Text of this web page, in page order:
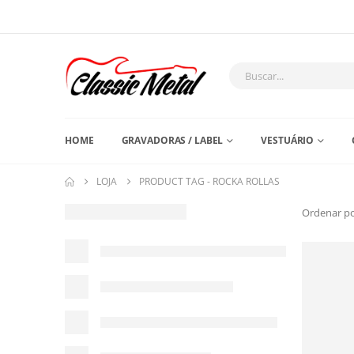
HOME GRAVADORAS / LABEL VESTUÁRIO
LOJA PRODUCT TAG - ROCKA ROLLAS
Ordenar